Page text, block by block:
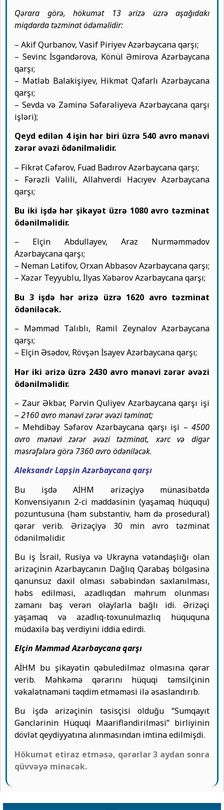
Qərara görə, hökumət 13 ərizə üzrə aşağıdakı
miqdarda təzminat ödəməlidir:
– Akif Qurbanov, Vasif Piriyev Azərbaycana qarşı;
– Sevinc İsgəndərova, Könül Əmirova Azərbaycana
qarşı;
– Mətləb Balakişiyev, Hikmət Qafarlı Azərbaycana
qarşı;
– Sevda və Zəminə Səfərəliyeva Azərbaycana qarşı
işləri);
Qeyd edilən 4 işin hər biri üzrə 540 avro mənəvi
zərər əvəzi ödənilməlidir.
– Fikrət Cəfərov, Fuad Badırov Azərbaycana qarşı;
– Fərəzli Vəlili, Allahverdi Hacıyev Azərbaycana
qarşı;
Bu iki işdə hər şikayət üzrə 1080 avro təzminat
ödənilməlidir.
– Elçin Abdullayev, Araz Nurməmmədov
Azərbaycana qarşı;
– Neman Lətifov, Orxan Abbasov Azərbaycana qarşı;
– Xəzər Teyyublu, İlyas Xəbərov Azərbaycana qarşı;
Bu 3 işdə hər ərizə üzrə 1620 avro təzminat
ödəniləcək.
– Məmməd Talıblı, Ramil Zeynalov Azərbaycana
qarşı;
– Elçin Əsədov, Rövşən İsayev Azərbaycana qarşı;
Hər iki ərizə üzrə 2430 avro mənəvi zərər əvəzi
ödənilməlidir.
– Zaur Əkbər, Pərvin Quliyev Azərbaycana qarşı işi
– 2160 avro mənəvi zərər əvəzi təminat;
– Mehdibəy Səfərov Azərbaycana qarşı işi – 4500
avro mənəvi zərər əvəzi təzminat, xərc və digər
məsrəfələrə görə 7360 avro ödəniləcək.
Aleksandr Lapşin Azərbaycana qarşı
Bu işdə AİHM ərizəçiyə münasibətdə
Konvensiyanın 2-ci maddəsinin (yaşamaq hüququ)
pozuntusuna (həm substantiv, həm də prosedural)
qərar verib. Ərizəçiyə 30 min avro təzminat
ödənilməlidir.
Bu iş İsrail, Rusiya və Ukrayna vətəndaşlığı olan
ərizəçinin Azərbaycanın Dağlıq Qarabaş bölgəsinə
qanunsuz daxil olması səbəbindən saxlanılması,
həbs edilməsi, azadlıqdan məhrum olunması
zamanı baş verən olaylarla bağlı idi. Ərizəçi
yaşamaq və azadlıq-toxunulmazlıq hüququna
müdaxilə baş verdiyini iddia edirdi.
Elçin Məmməd Azərbaycana qarşı
AİHM bu şikayətin qəbuledilməz olmasına qərar
verib. Məhkəmə qərarını hüquqi təmsilçinin
vəkalətnaməni təqdim etməməsi ilə əsaslandırıb.
Bu işdə ərizəçinin təsisçisi olduğu “Sumqayıt
Gənclərinin Hüquqi Maarifləndirilməsi” birliyinin
dövlət qeydiyyatına alınmasından imtina edilmişdi.
Hökumət etiraz etməsə, qərarlar 3 aydan sonra
qüvvəyə minəcək.